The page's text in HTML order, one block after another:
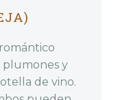
plumones y
de vino.